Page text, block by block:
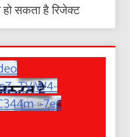
सकता है रिजेक्ट
7ec